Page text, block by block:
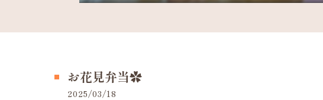
お花見弁当✿
2025/03/18